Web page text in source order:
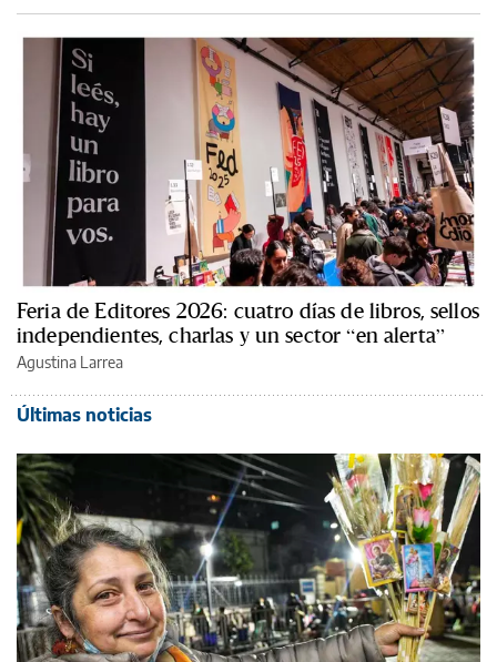
Feria de Editores 2026: cuatro días de libros, sellos
independientes, charlas y un sector “en alerta”
Agustina Larrea
Últimas noticias